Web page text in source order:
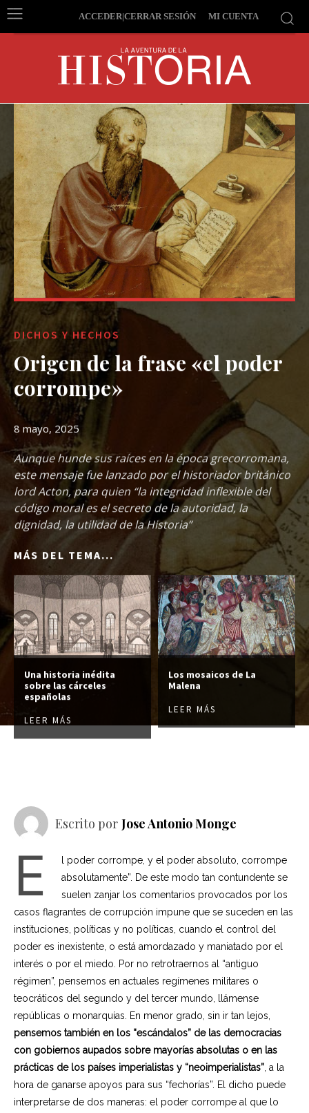
ACCEDER|CERRAR SESIÓN MI CUENTA
DICHOS Y HECHOS
Origen de la frase «el poder
corrompe»
8 mayo, 2025
Aunque hunde sus raíces en la época grecorromana,
este mensaje fue lanzado por el historiador británico
lord Acton, para quien “la integridad inflexible del
código moral es el secreto de la autoridad, la
dignidad, la utilidad de la Historia”
MÁS DEL TEMA...
Una historia inédita
sobre las cárceles
españolas
LEER MÁS
Los mosaicos de La
Malena
LEER MÁS
Escrito por Jose Antonio Monge
E
l poder corrompe, y el poder absoluto, corrompe
absolutamente”. De este modo tan contundente se
suelen zanjar los comentarios provocados por los
casos flagrantes de corrupción impune que se suceden en las
instituciones, políticas y no políticas, cuando el control del
poder es inexistente, o está amordazado y maniatado por el
interés o por el miedo. Por no retrotraernos al “antiguo
régimen”, pensemos en actuales regímenes militares o
teocráticos del segundo y del tercer mundo, llámense
repúblicas o monarquías. En menor grado, sin ir tan lejos,
pensemos también en los “escándalos” de las democracias
con gobiernos aupados sobre mayorías absolutas o en las
prácticas de los países imperialistas y “neoimperialistas” , a la
hora de ganarse apoyos para sus “fechorías”. El dicho puede
interpretarse de dos maneras: el poder corrompe al que lo